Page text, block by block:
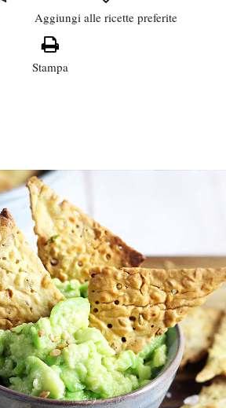
Aggiungi alle ricette preferite
Stampa